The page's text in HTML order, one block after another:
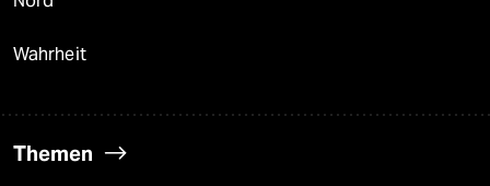
Wahrheit
Themen